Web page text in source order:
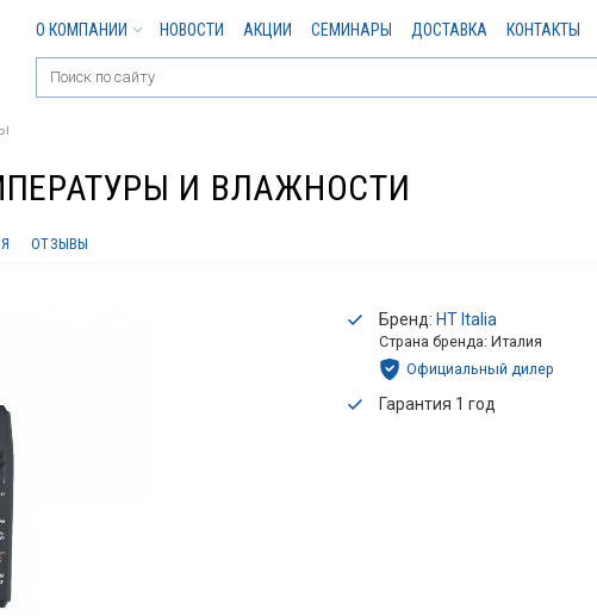
О КОМПАНИИ НОВОСТИ АКЦИИ СЕМИНАРЫ ДОСТАВКА КОНТАКТЫ
И ВЛАЖНОСТИ
ОТЗЫВЫ
Бренд: HT Italia
Страна бренда: Италия
Официальный дилер
Гарантия 1 год